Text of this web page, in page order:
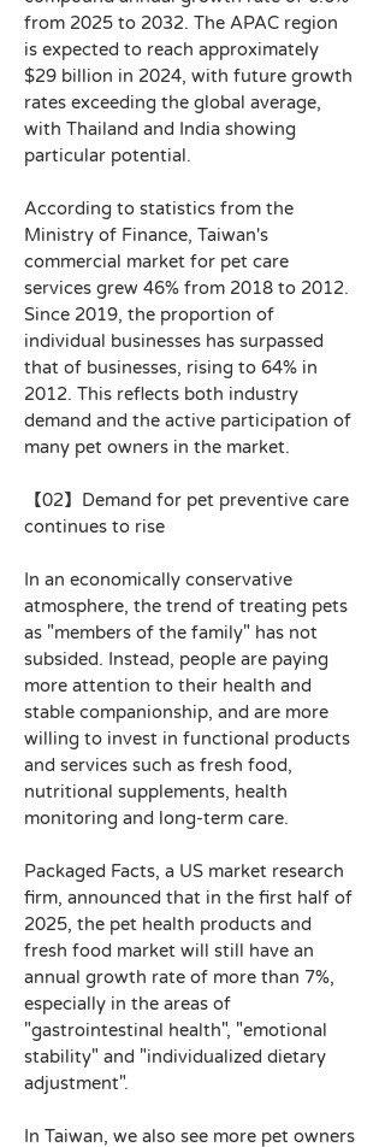
from 2025 to 2032. The APAC region
is expected to reach approximately
$29 billion in 2024, with future growth
rates exceeding the global average,
with Thailand and India showing
particular potential.
According to statistics from the
Ministry of Finance, Taiwan's
commercial market for pet care
services grew 46% from 2018 to 2012.
Since 2019, the proportion of
individual businesses has surpassed
that of businesses, rising to 64% in
2012. This reflects both industry
demand and the active participation of
many pet owners in the market.
【02】Demand for pet preventive care
continues to rise
In an economically conservative
atmosphere, the trend of treating pets
as "members of the family" has not
subsided. Instead, people are paying
more attention to their health and
stable companionship, and are more
willing to invest in functional products
and services such as fresh food,
nutritional supplements, health
monitoring and long-term care.
Packaged Facts, a US market research
firm, announced that in the first half of
2025, the pet health products and
fresh food market will still have an
annual growth rate of more than 7%,
especially in the areas of
"gastrointestinal health", "emotional
stability" and "individualized dietary
adjustment".
In Taiwan, we also see more pet owners